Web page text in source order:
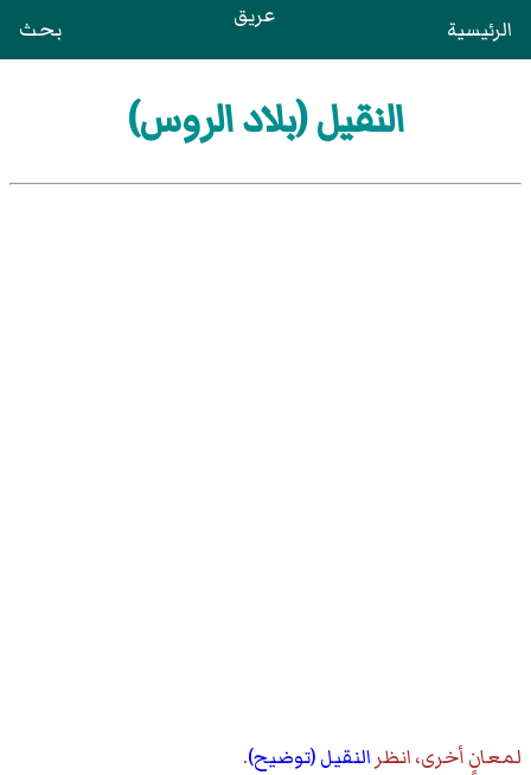
الرئيسية عريق بحث
النقيل (بلاد الروس)
لمعانٍ أخرى، انظرالنقيل (توضيح).